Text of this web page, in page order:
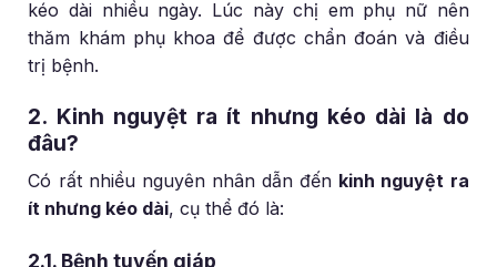
kéo dài nhiều ngày. Lúc này chị em phụ nữ nên
thăm khám phụ khoa để được chẩn đoán và điều
trị bệnh.
2. Kinh nguyệt ra ít nhưng kéo dài là do
đâu?
Có rất nhiều nguyên nhân dẫn đến kinh nguyệt ra
ít nhưng kéo dài, cụ thể đó là:
2.1. Bệnh tuyến giáp